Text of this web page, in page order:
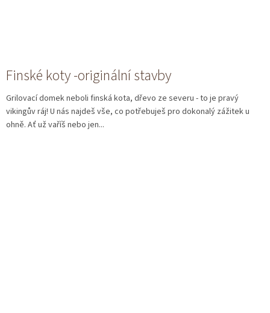
Finské koty -originální stavby
Grilovací domek neboli finská kota, dřevo ze severu - to je pravý
vikingův ráj! U nás najdeš vše, co potřebuješ pro dokonalý zážitek u
ohně. Ať už vaříš nebo jen...